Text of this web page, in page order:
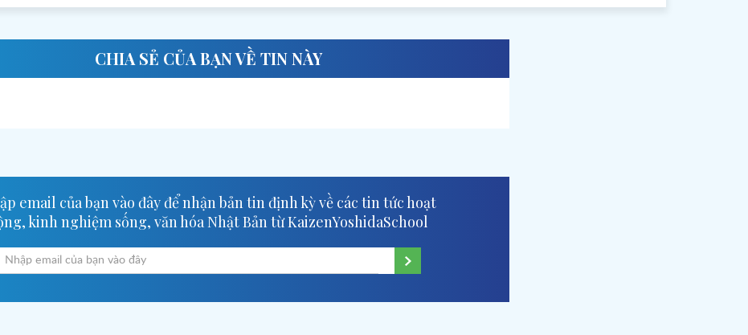
CHIA SẺ CỦA BẠN VỀ TIN NÀY
email của bạn vào đây để nhận bản tin định kỳ về các tin tức hoạt
kinh nghiệm sống, văn hóa Nhật Bản từ KaizenYoshidaSchool